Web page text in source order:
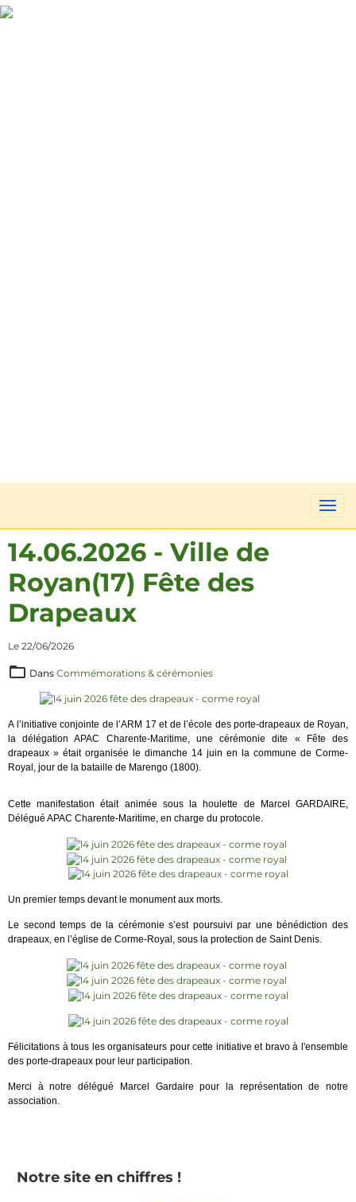
14.06.2026 - Ville de
Royan(17) Fête des
Drapeaux
Le 22/06/2026
Dans Commémorations & cérémonies
A l’initiative conjointe de l’ARM 17 et de l’école des porte-drapeaux de Royan,
la délégation APAC Charente-Maritime, une cérémonie dite « Fête des
drapeaux » était organisée le dimanche 14 juin en la commune de Corme-
Royal, jour de la bataille de Marengo (1800).
Cette manifestation était animée sous la houlette de Marcel GARDAIRE,
Délégué APAC Charente-Maritime, en charge du protocole.
Un premier temps devant le monument aux morts.
Le second temps de la cérémonie s’est poursuivi par une bénédiction des
drapeaux, en l’église de Corme-Royal, sous la protection de Saint Denis.
Félicitations à tous les organisateurs pour cette initiative et bravo à l'ensemble
des porte-drapeaux pour leur participation.
Merci à notre délégué Marcel Gardaire pour la représentation de notre
association.
Notre site en chiffres !